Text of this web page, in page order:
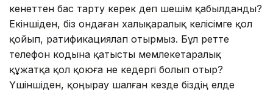
кенеттен бас тарту керек деп шешім қабылданды?
Екіншіден, біз ондаған халықаралық келісімге қол
қойып, ратификациялап отырмыз. Бұл ретте
телефон кодына қатысты мемлекетаралық
құжатқа қол қоюға не кедергі болып отыр?
Үшіншіден, қоңырау шалған кезде біздің елде